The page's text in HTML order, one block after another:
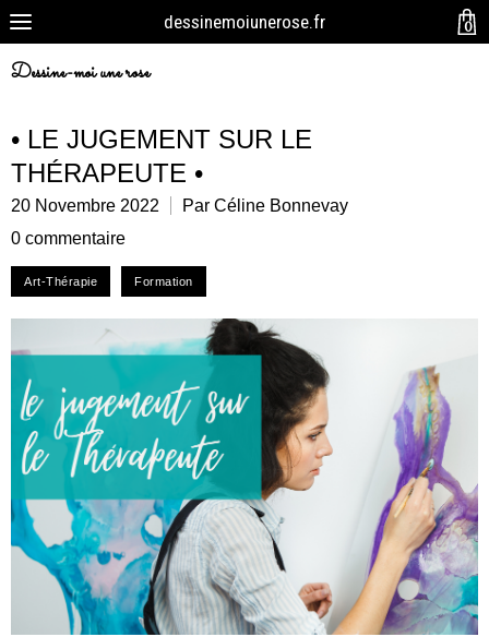
dessinemoiunerose.fr
Dessine-moi une rose
• LE JUGEMENT SUR LE
THÉRAPEUTE •
20 Novembre 2022
Par Céline Bonnevay
0 commentaire
0